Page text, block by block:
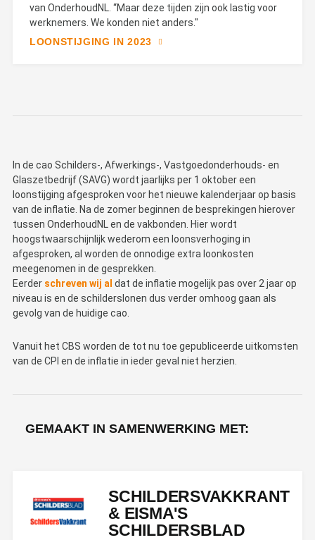
van OnderhoudNL. “Maar deze tijden zijn ook lastig voor
werknemers. We konden niet anders."
LOONSTIJGING IN 2023
In de cao Schilders-, Afwerkings-, Vastgoedonderhouds- en
Glaszetbedrijf (SAVG) wordt jaarlijks per 1 oktober een
loonstijging afgesproken voor het nieuwe kalenderjaar op basis
van de inflatie. Na de zomer beginnen de besprekingen hierover
tussen OnderhoudNL en de vakbonden. Hier wordt
hoogstwaarschijnlijk wederom een loonsverhoging in
afgesproken, al worden de onnodige extra loonkosten
meegenomen in de gesprekken.
Eerder schreven wij al dat de inflatie mogelijk pas over 2 jaar op
niveau is en de schilderslonen dus verder omhoog gaan als
gevolg van de huidige cao.
Vanuit het CBS worden de tot nu toe gepubliceerde uitkomsten
van de CPI en de inflatie in ieder geval niet herzien.
GEMAAKT IN SAMENWERKING MET:
SCHILDERSVAKKRANT
& EISMA'S
SCHILDERSBLAD